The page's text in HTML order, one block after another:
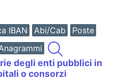
IBAN Abi/Cab
Poste
degli enti pubblici in
o consorzi